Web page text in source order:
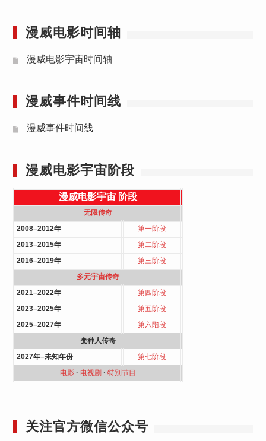
漫威电影时间轴
漫威电影宇宙时间轴
漫威事件时间线
漫威事件时间线
漫威电影宇宙阶段
漫威电影宇宙 阶段
无限传奇
2008–2012年
第一阶段
2013–2015年
第二阶段
2016–2019年
第三阶段
多元宇宙传奇
2021–2022年
第四阶段
2023–2025年
第五阶段
2025–2027年
第六階段
变种人传奇
2027年–未知年份
第七阶段
电影· 电视剧 · 特別节目
关注官方微信公众号